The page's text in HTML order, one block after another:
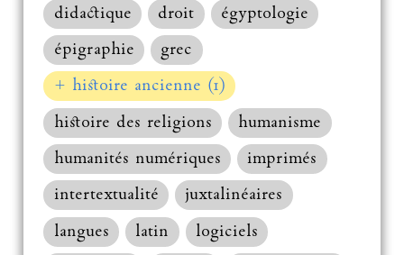
didactique
droit
égyptologie
épigraphie
grec
+ histoire ancienne (1)
histoire des religions
humanisme
humanités numériques
imprimés
intertextualité
juxtalinéaires
langues
latin
logiciels